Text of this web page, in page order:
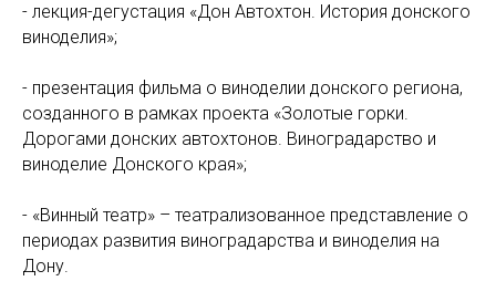
- лекция-дегустация «Дон Автохтон. История донского
виноделия»;
- презентация фильма о виноделии донского региона,
созданного в рамках проекта «Золотые горки.
Дорогами донских автохтонов. Виноградарство и
виноделие Донского края»;
- «Винный театр» – театрализованное представление о
периодах развития виноградарства и виноделия на
Дону.